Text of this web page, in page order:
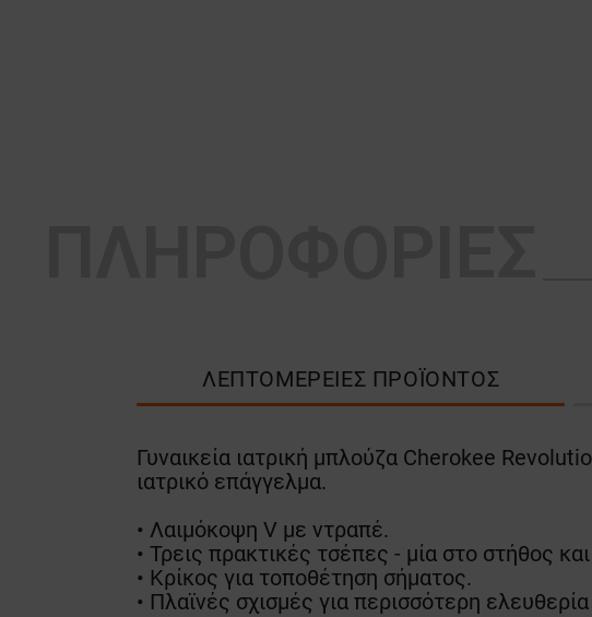
ΛΕΠΤΟΜΈΡΕΙΕΣ ΠΡΟΪΌΝΤΟΣ
Γυναικεία ιατρική μπλούζα Cherokee
ιατρικό επάγγελμα.
• Λαιμόκοψη V με ντραπέ.
• Τρεις πρακτικές τσέπες - μία στο στήθος
• Κρίκος για τοποθέτηση σήματος.
• Πλαϊνές σχισμές για περισσότερη